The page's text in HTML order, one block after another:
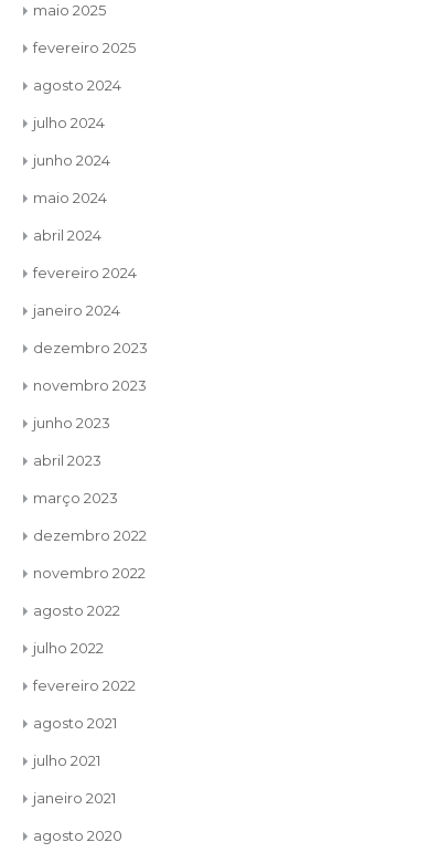
maio 2025
fevereiro 2025
agosto 2024
julho 2024
junho 2024
maio 2024
abril 2024
fevereiro 2024
janeiro 2024
dezembro 2023
novembro 2023
junho 2023
abril 2023
março 2023
dezembro 2022
novembro 2022
agosto 2022
julho 2022
fevereiro 2022
agosto 2021
julho 2021
janeiro 2021
agosto 2020